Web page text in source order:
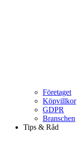
Företaget
Köpvillkor
GDPR
Branschen
Tips & Råd